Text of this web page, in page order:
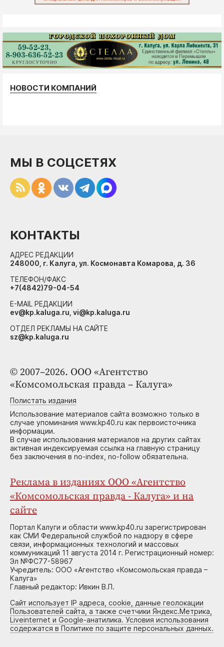
НОВОСТИ КОМПАНИЙ
© 2007–2026. ООО «Агентство
«Комсомольская правда – Калуга»
Полистать издания
Использование материалов сайта возможно только в
случае упоминания www.kp40.ru как первоисточника
информации.
В случае использования материалов на других сайтах
активная индексируемая ссылка на главную страницу
без заключения в no-index, no-follow обязательна.
Реклама в изданиях ООО «Агентство
«Комсомольская правда - Калуга» и на
сайте
Портал Калуги и области www.kp40.ru зарегистрирован
как СМИ Федеральной службой по надзору в сфере
связи, информационных технологий и массовых
коммуникаций 11 августа 2014 г. Регистрационный номер:
Эл №ФС77-58967
Учредитель: ООО «Агентство «Комсомольская правда –
Калуга»
Главный редактор: Ивкин В.П.
Сайт использует IP адреса, cookie, данные геолокации
Пользователей сайта, а также счетчики Яндекс.Метрика,
Liveinternet и Google-анатилика. Условия использования
содержатся в Политике по защите персональных данных.
МЫ В СОЦСЕТЯХ
КОНТАКТЫ
АДРЕС РЕДАКЦИИ
248000, г. Калуга, ул. Космонавта Комарова, д. 36
ТЕЛЕФОН/ФАКС
+7(4842)79-04-54
E-MAIL РЕДАКЦИИ
ev@kp.kaluga.ru, vi@kp.kaluga.ru
ОТДЕЛ РЕКЛАМЫ НА САЙТЕ
sz@kp.kaluga.ru